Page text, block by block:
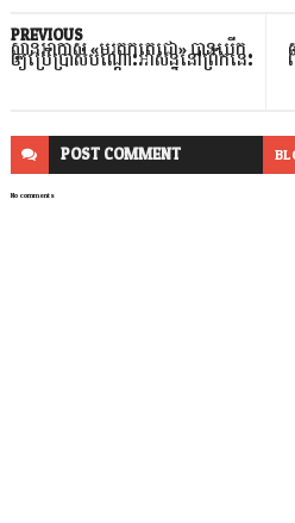
PREVIOUS
ស្ពានអាកាស «មរតកតេជោ» បានបើក
ឲ្យប្រើប្រាស់បណ្តោះអាសន្ននៅព្រឹកនេះ
POSTCOMMENT
No comments